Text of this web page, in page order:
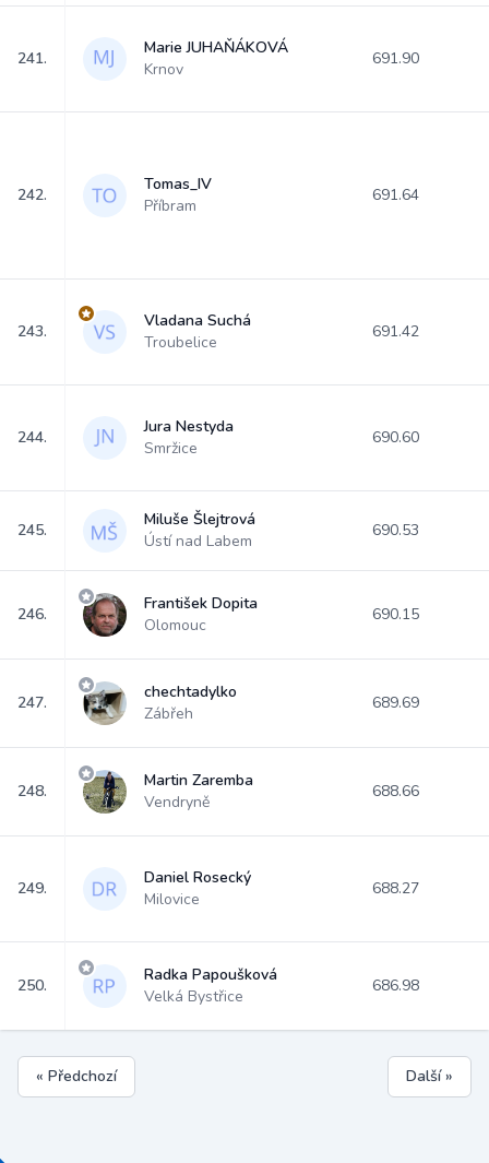
241.
Marie JUHAŇÁKOVÁ
Krnov
691.90
242.
Tomas_IV
Příbram
691.64
243.
Vladana Suchá
Troubelice
691.42
244.
Jura Nestyda
Smržice
690.60
245.
Miluše Šlejtrová
Ústí nad Labem
690.53
246.
František Dopita
Olomouc
690.15
247.
chechtadylko
Zábřeh
689.69
248.
Martin Zaremba
Vendryně
688.66
249.
Daniel Rosecký
Milovice
688.27
250.
Radka Papoušková
Velká Bystřice
686.98
« Předchozí Další »